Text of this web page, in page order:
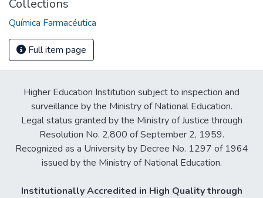
Collections
Química Farmacéutica
Full item page
Higher Education Institution subject to inspection and
surveillance by the Ministry of National Education.
Legal status granted by the Ministry of Justice through
Resolution No. 2,800 of September 2, 1959.
Recognized as a University by Decree No. 1297 of 1964
issued by the Ministry of National Education.
Institutionally Accredited in High Quality through